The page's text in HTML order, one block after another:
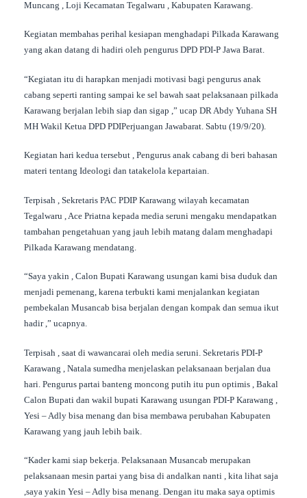
Muncang , Loji Kecamatan Tegalwaru , Kabupaten Karawang.
Kegiatan membahas perihal kesiapan menghadapi Pilkada Karawang
yang akan datang di hadiri oleh pengurus DPD PDI-P Jawa Barat.
“Kegiatan itu di harapkan menjadi motivasi bagi pengurus anak
cabang seperti ranting sampai ke sel bawah saat pelaksanaan pilkada
Karawang berjalan lebih siap dan sigap ,” ucap DR Abdy Yuhana SH
MH Wakil Ketua DPD PDIPerjuangan Jawabarat. Sabtu (19/9/20).
Kegiatan hari kedua tersebut , Pengurus anak cabang di beri bahasan
materi tentang Ideologi dan tatakelola kepartaian.
Terpisah , Sekretaris PAC PDIP Karawang wilayah kecamatan
Tegalwaru , Ace Priatna kepada media seruni mengaku mendapatkan
tambahan pengetahuan yang jauh lebih matang dalam menghadapi
Pilkada Karawang mendatang.
“Saya yakin , Calon Bupati Karawang usungan kami bisa duduk dan
menjadi pemenang, karena terbukti kami menjalankan kegiatan
pembekalan Musancab bisa berjalan dengan kompak dan semua ikut
hadir ,” ucapnya.
Terpisah , saat di wawancarai oleh media seruni. Sekretaris PDI-P
Karawang , Natala sumedha menjelaskan pelaksanaan berjalan dua
hari. Pengurus partai banteng moncong putih itu pun optimis , Bakal
Calon Bupati dan wakil bupati Karawang usungan PDI-P Karawang ,
Yesi – Adly bisa menang dan bisa membawa perubahan Kabupaten
Karawang yang jauh lebih baik.
“Kader kami siap bekerja. Pelaksanaan Musancab merupakan
pelaksanaan mesin partai yang bisa di andalkan nanti , kita lihat saja
,saya yakin Yesi – Adly bisa menang. Dengan itu maka saya optimis